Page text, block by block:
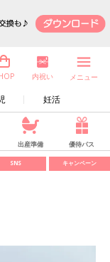
妊活
内祝い メニュー
出産準備 優待パス
SNS キャンペーン